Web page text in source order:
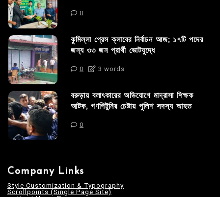
0
কুমিল্লা প্রেস ক্লাবের নির্বাচন আজ; ১৭টি পদের
জন্য ৩৩ জন প্রার্থী ভোটযুদ্ধে
0 3 words
বরুড়ায় বলাৎকারের অভিযোগে মাদ্রাসা শিক্ষক
আটক, গণপিটুনির চেষ্টায় পুলিশ সদস্য আহত
0
Company Links
Style Customization & Typography
Scrollpoints (Single Page Site)